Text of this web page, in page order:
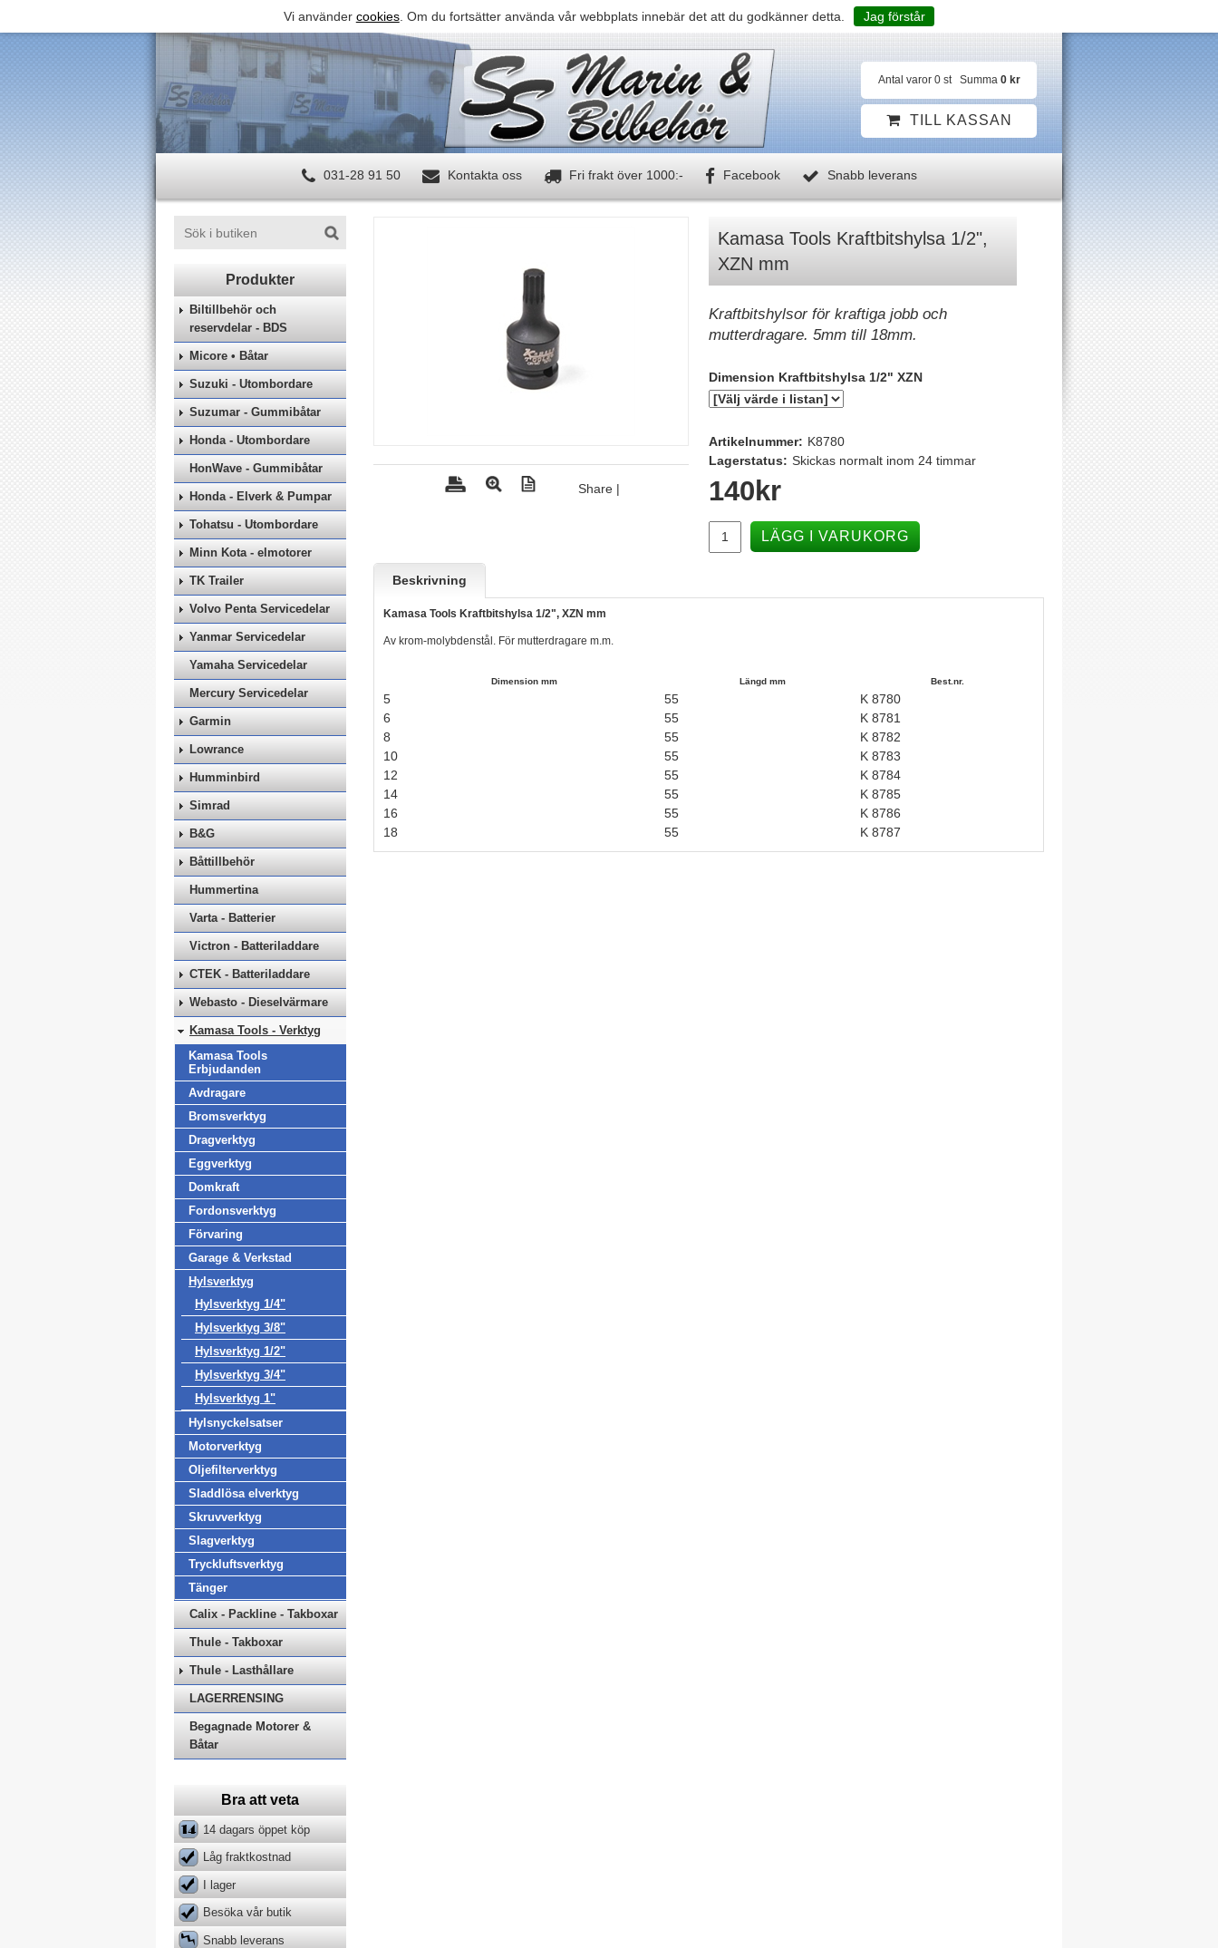
Vi använder cookies. Om du fortsätter använda vår webbplats innebär det att du godkänner detta. Jag förstår
Antal varor 0 st Summa 0 kr
TILL KASSAN
031-28 91 50 Kontakta oss Fri frakt över 1000:- Facebook Snabb leverans
Biltillbehör och
reservdelar - BDS
Micore • Båtar
Suzuki - Utombordare
Suzumar - Gummibåtar
Honda - Utombordare
HonWave - Gummibåtar
Honda - Elverk & Pumpar
Tohatsu - Utombordare
Minn Kota - elmotorer
TK Trailer
Volvo Penta Servicedelar
Yanmar Servicedelar
Yamaha Servicedelar
Mercury Servicedelar
Garmin
Lowrance
Humminbird
Simrad
B&G
Båttillbehör
Hummertina
Varta - Batterier
Victron - Batteriladdare
CTEK - Batteriladdare
Webasto - Dieselvärmare
Kamasa Tools - Verktyg
Kamasa Tools
Erbjudanden
Avdragare
Bromsverktyg
Dragverktyg
Eggverktyg
Domkraft
Fordonsverktyg
Förvaring
Garage & Verkstad
Hylsverktyg
Hylsverktyg 1/4"
Hylsverktyg 3/8"
Hylsverktyg 1/2"
Hylsverktyg 3/4"
Hylsverktyg 1"
Hylsnyckelsatser
Motorverktyg
Oljefilterverktyg
Sladdlösa elverktyg
Skruvverktyg
Slagverktyg
Tryckluftsverktyg
Tänger
Calix - Packline - Takboxar
Thule - Takboxar
Thule - Lasthållare
LAGERRENSING
Begagnade Motorer &
Båtar
Bra att veta
14 dagars öppet köp
Låg fraktkostnad
I lager
Besöka vår butik
Snabb leverans
Share |
Kamasa Tools Kraftbitshylsa 1/2",
XZN mm
Kraftbitshylsor för kraftiga jobb och
mutterdragare. 5mm till 18mm.
Dimension Kraftbitshylsa 1/2" XZN
Artikelnummer: K8780
Lagerstatus: Skickas normalt inom 24 timmar
140kr
LÄGG I VARUKORG
Beskrivning
Kamasa Tools Kraftbitshylsa 1/2", XZN mm
Av krom-molybdenstål. För mutterdragare m.m.
Dimension mm Längd mm Best.nr.
5 55
K 8780
6
55
K 8781
8
55
K 8782
10
55
K 8783
12
55
K 8784
14
55
K 8785
16
55
K 8786
18
55 K 8787